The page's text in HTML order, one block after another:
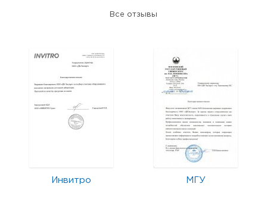
Все отзывы
Инвитро МГУ